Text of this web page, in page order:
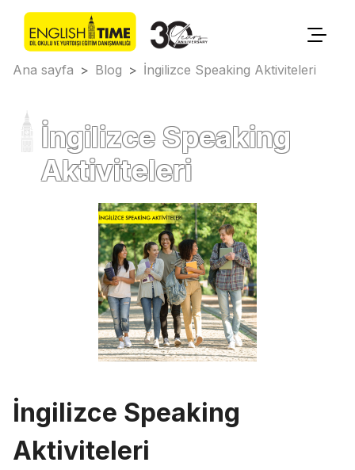
Ana sayfa > Blog > İngilizce Speaking Aktiviteleri
İngilizce Speaking
Aktiviteleri
İngilizce Speaking
Aktiviteleri